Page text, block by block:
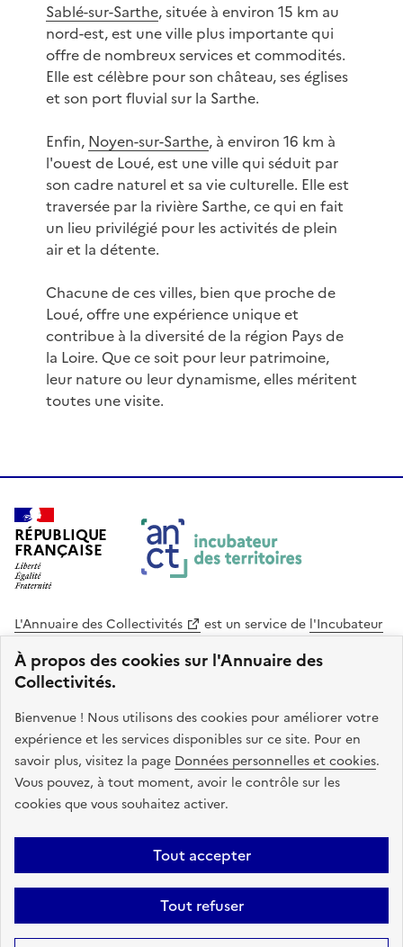
À propos des cookies sur l'Annuaire des
Collectivités.
Bienvenue ! Nous utilisons des cookies pour améliorer votre
expérience et les services disponibles sur ce site. Pour en
savoir plus, visitez la page Données personnelles et cookies.
Vous pouvez, à tout moment, avoir le contrôle sur les
cookies que vous souhaitez activer.
Tout accepter
Tout refuser
Sablé-sur-Sarthe, située à environ 15 km au
nord-est, est une ville plus importante qui
offre de nombreux services et commodités.
Elle est célèbre pour son château, ses églises
et son port fluvial sur la Sarthe.
Enfin, Noyen-sur-Sarthe, à environ 16 km à
l'ouest de Loué, est une ville qui séduit par
son cadre naturel et sa vie culturelle. Elle est
traversée par la rivière Sarthe, ce qui en fait
un lieu privilégié pour les activités de plein
air et la détente.
Chacune de ces villes, bien que proche de
Loué, offre une expérience unique et
contribue à la diversité de la région Pays de
la Loire. Que ce soit pour leur patrimoine,
leur nature ou leur dynamisme, elles méritent
toutes une visite.
RÉPUBLIQUE
FRANÇAISE
L'Annuaire des Collectivités est un service de l'Incubateur
des Territoires
Cohésion des Territoires
. Le code source de ce site web
est disponible en licence libre. Le design de ce site est conçu
avec le système de design de l’État.
legifrance.gouv.fr
info.gouv.fr
service-public.gouv.fr
data.gouv.fr
Plan du site Accessibilite : non conforme
Mentions légales
Politique de confidentialité
Gestion des cookies FAQ
Kit de
Statistiques Code source